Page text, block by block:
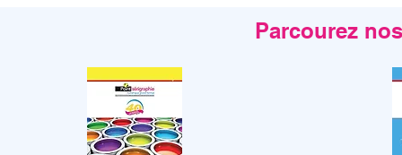
Parcourez